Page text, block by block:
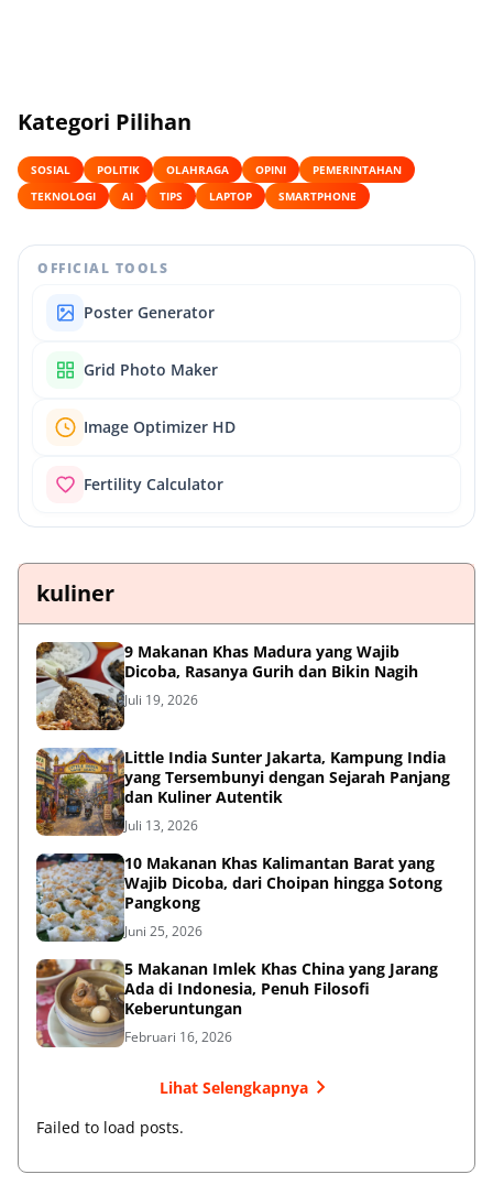
Kategori Pilihan
SOSIAL POLITIK OLAHRAGA OPINI
PEMERINTAHAN
TEKNOLOGI
AI TIPS LAPTOP SMARTPHONE
OFFICIAL TOOLS
Poster Generator
Grid Photo Maker
Image Optimizer HD
Fertility Calculator
kuliner
9 Makanan Khas Madura yang Wajib
Dicoba, Rasanya Gurih dan Bikin Nagih
Juli 19, 2026
Little India Sunter Jakarta, Kampung India
yang Tersembunyi dengan Sejarah Panjang
dan Kuliner Autentik
Juli 13, 2026
10 Makanan Khas Kalimantan Barat yang
Wajib Dicoba, dari Choipan hingga Sotong
Pangkong
Juni 25, 2026
5 Makanan Imlek Khas China yang Jarang
Ada di Indonesia, Penuh Filosofi
Keberuntungan
Februari 16, 2026
Lihat Selengkapnya
Failed to load posts.